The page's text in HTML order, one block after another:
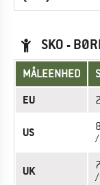
SKO -
MÅLEENHED
EU
US
UK